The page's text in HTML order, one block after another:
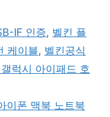
IF 인증, 벨킨 플
케이블, 벨킨공식
럭시 아이패드 호
이폰 맥북 노트북